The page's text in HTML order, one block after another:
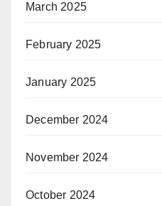
March 2025
February 2025
January 2025
December 2024
November 2024
October 2024